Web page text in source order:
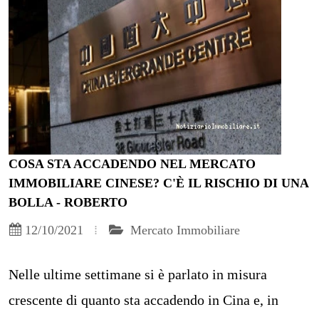
COSA STA ACCADENDO NEL MERCATO
IMMOBILIARE CINESE? C'È IL RISCHIO DI UNA
BOLLA - ROBERTO
12/10/2021
Mercato Immobiliare
Nelle ultime settimane si è parlato in misura
crescente di quanto sta accadendo in Cina e, in